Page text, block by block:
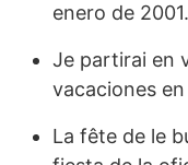
enero de 2001.
Je partirai en
vacaciones
La fête de le